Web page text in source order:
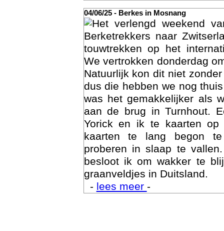
04/06/25 - Berkes in Mosnang
Het verlengd weekend
Berketrekkers naar
touwtrekken op het
We vertrokken donderdag
Natuurlijk kon dit niet
dus die hebben we nog
was het gemakkelijker als
aan de brug in Turnhout.
Yorick en ik te kaarten op
kaarten te lang begon
proberen in slaap te
besloot ik om wakker te
graanveldjes in Duitsland.
- lees meer -